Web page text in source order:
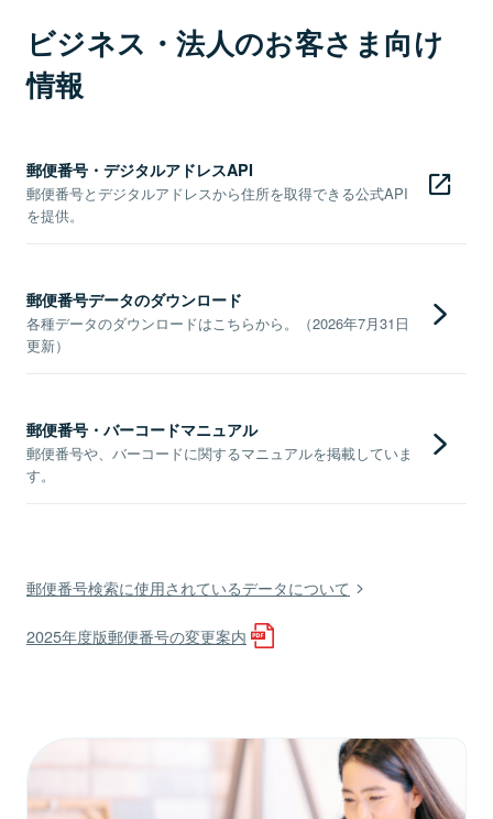
ビジネス・法人のお客さま向け
情報
郵便番号・デジタルアドレスAPI
郵便番号とデジタルアドレスから住所を取得できる公式API
を提供。
郵便番号データのダウンロード
各種データのダウンロードはこちらから。（2026年7月31日
更新）
郵便番号・バーコードマニュアル
郵便番号や、バーコードに関するマニュアルを掲載していま
す。
郵便番号検索に使用されているデータについて
2025年度版郵便番号の変更案内